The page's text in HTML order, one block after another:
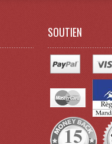
SOUTIEN